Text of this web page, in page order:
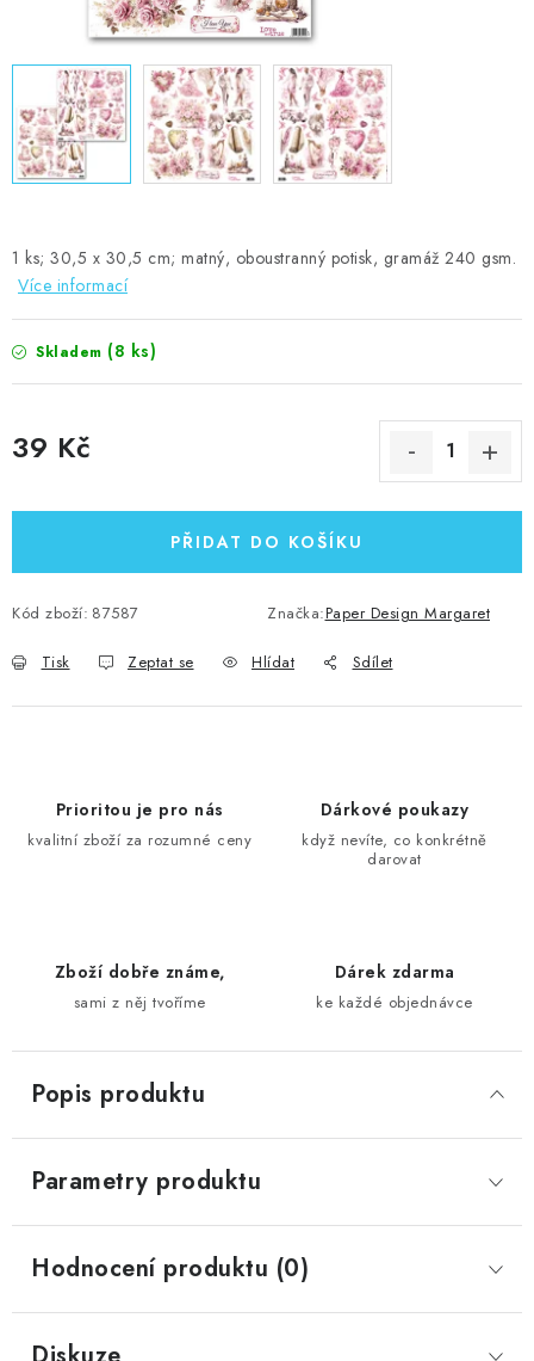
1 ks; 30,5 x 30,5 cm; matný, oboustranný potisk, gramáž 240 gsm.
Více informací
Skladem (8 ks)
39 Kč
PŘIDAT DO KOŠÍKU
Kód zboží: 87587 Značka:Paper Design Margaret
Tisk Zeptat se Hlídat Sdílet
Prioritou je pro nás
kvalitní zboží za rozumné ceny
Dárkové poukazy
když nevíte, co konkrétně
darovat
Zboží dobře známe,
sami z něj tvoříme
Dárek zdarma
ke každé objednávce
Popis produktu
Parametry produktu
Hodnocení produktu (0)